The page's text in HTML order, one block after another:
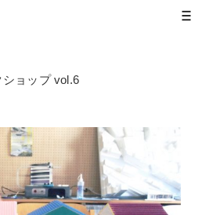
ョップ vol.6